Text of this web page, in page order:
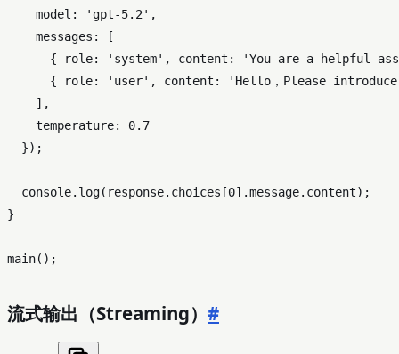
model : 'gpt-5.2' ,
messages : [
      {
role: 'system' , content :
'You are a helpful
      {
role: 'user' , content :
'Hello，Please
    ],
temperature: 0.7
  });
console. log(response. choices [0].message. content);
}
main
流式输出（Streaming） #